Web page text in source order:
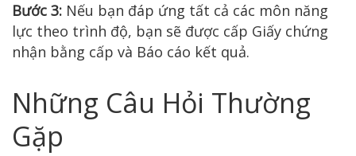
Bước 3: Nếu bạn đáp ứng tất cả các môn năng
lực theo trình độ, bạn sẽ được cấp Giấy chứng
nhận bằng cấp và Báo cáo kết quả.
Những Câu Hỏi Thường
Gặp